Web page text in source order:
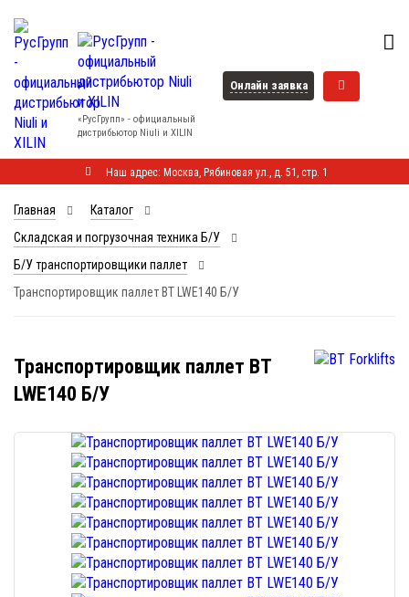
«РусГрупп» - официальный
диcтрибьютор Niuli и XILIN
Онлайн заявка
Наш адрес: Москва, Рябиновая ул., д. 51, стр. 1
Главная
Каталог
Складская и погрузочная техника Б/У
Б/У транспортировщики паллет
Транспортировщик паллет BT LWE140 Б/У
Транспортировщик паллет BT
LWE140 Б/У